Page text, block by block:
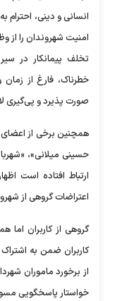
انسانی و دینی،
امنیت شهروندان را از
تخلف پیمانکار در
خطرناک، فارغ از
صورت پذیرد و پی‌گیری
همچنین برخی از
حسینی میلانی»،
ارتباط افتاده است
اعتراضات گروهی از
گروهی از کاربران اما
کاربران ضمن به
از برخورد ماموران
خواستار پاسخگویی